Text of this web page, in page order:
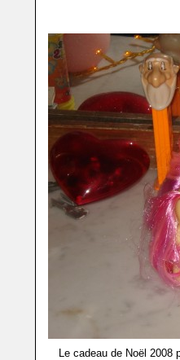
Le cadeau de Noël